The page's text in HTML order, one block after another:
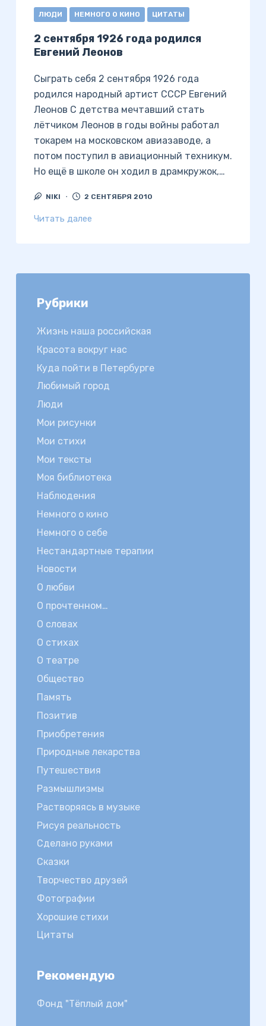
ЛЮДИ НЕМНОГО О КИНО ЦИТАТЫ
2 сентября 1926 года родился
Евгений Леонов
Сыграть себя 2 сентября 1926 года
родился народный артист СССР Евгений
Леонов С детства мечтавший стать
лётчиком Леонов в годы войны работал
токарем на московском авиазаводе, а
потом поступил в авиационный техникум.
Но ещё в школе он ходил в драмкружок,…
NIKI 2 СЕНТЯБРЯ 2010
Читать далее
Рубрики
Жизнь наша российская
Красота вокруг нас
Куда пойти в Петербурге
Любимый город
Люди
Мои рисунки
Мои стихи
Мои тексты
Моя библиотека
Наблюдения
Немного о кино
Немного о себе
Нестандартные терапии
Новости
О любви
О прочтенном…
О словах
О стихах
О театре
Общество
Память
Позитив
Приобретения
Природные лекарства
Путешествия
Размышлизмы
Растворяясь в музыке
Рисуя реальность
Сделано руками
Сказки
Творчество друзей
Фотографии
Хорошие стихи
Цитаты
Рекомендую
Фонд "Тёплый дом"